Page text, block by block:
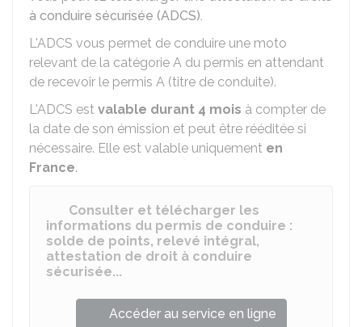
à conduire sécurisée (ADCS).
L'ADCS vous permet de conduire une moto
relevant de la catégorie A du permis en attendant
de recevoir le permis A (titre de conduite).
L'ADCS est valable durant 4 mois à compter de
la date de son émission et peut être rééditée si
nécessaire. Elle est valable uniquement en
France.
Consulter et télécharger les
informations du permis de conduire :
solde de points, relevé intégral,
attestation de droit à conduire
sécurisée...
Accéder au service en ligne